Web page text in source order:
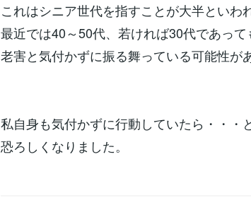
これはシニア世代を指すことが大半といわ
最近では40～50代、若ければ30代であって
老害と気付かずに振る舞っている可能性が
私自身も気付かずに行動していたら・・・
恐ろしくなりました。